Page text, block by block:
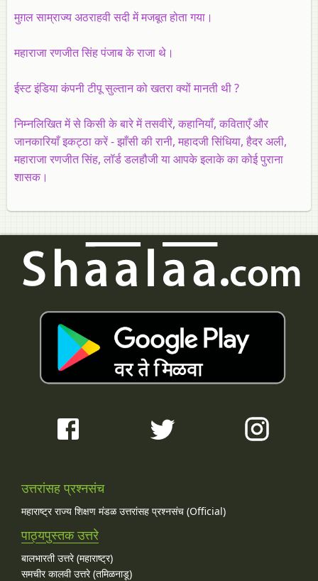
मुग़ल साम्राज्य अठराहवी सदी में मजबूत होता गया।
महाराजा रणजीत सिंह पंजाब के राजा थे।
ईस्ट इंडिया कंपनी टीपू सुल्तान को खतरा क्यों मानती थी ?
निम्नलिखित में से किसी के बारे में तसवीरें, कहानियाँ, कविताएँ और
जानकारियाँ इकट्ठा करें - झाँसी की रानी, महादजी सिंधिया, हैदर अली,
महाराजा रणजीत सिंह, लॉर्ड डलहौजी या आपके इलाके का कोई पुराना
शासक।
उत्तरांसह प्रश्नसंच
महाराष्ट्र राज्य शिक्षण मंडळ उत्तरांसह प्रश्नसंच (Official)
पाठ्यपुस्तक उत्तरे
बालभारती उत्तरे (महाराष्ट्र)
समचीर कालवी उत्तरे (तमिळनाडू)